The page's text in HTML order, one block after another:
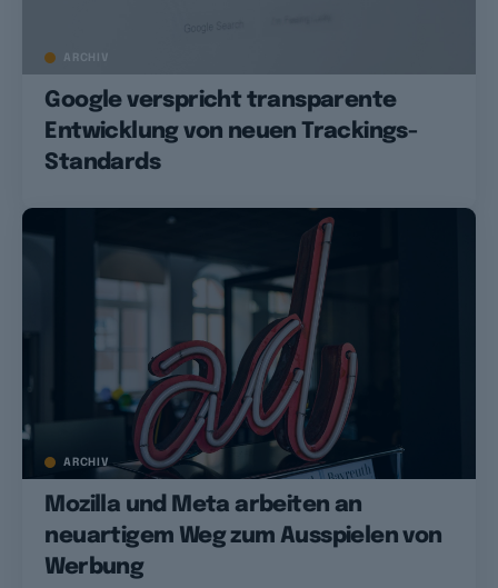
ARCHIV
Google verspricht transparente
Entwicklung von neuen Trackings-
Standards
ARCHIV
Mozilla und Meta arbeiten an
neuartigem Weg zum Ausspielen von
Werbung